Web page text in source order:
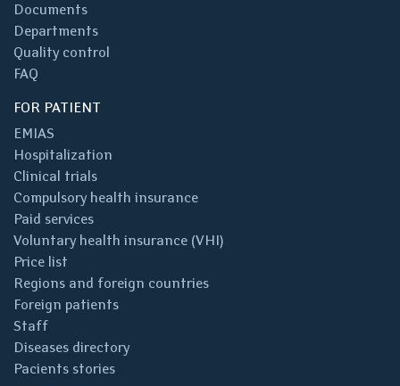
Documents
Departments
Quality control
FAQ
FOR PATIENT
EMIAS
Hospitalization
Clinical trials
Compulsory health insurance
Paid services
Voluntary health insurance (VHI)
Price list
Regions and foreign countries
Foreign patients
Staff
Diseases directory
Pacients stories